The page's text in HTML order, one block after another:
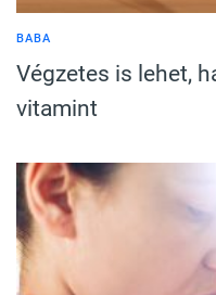
BABA
Végzetes is lehet,
vitamint